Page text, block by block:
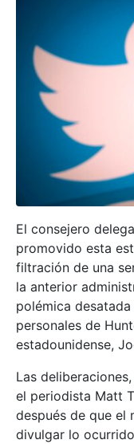
El consejero
promovido esta
filtración de una
la anterior
polémica
personales de
estadounidense,
Las
el periodista Matt
después de que el
divulgar lo